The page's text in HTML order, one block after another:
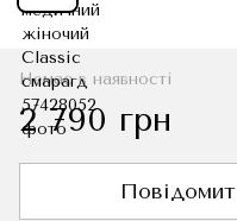
Немає в наявності
2 790 грн